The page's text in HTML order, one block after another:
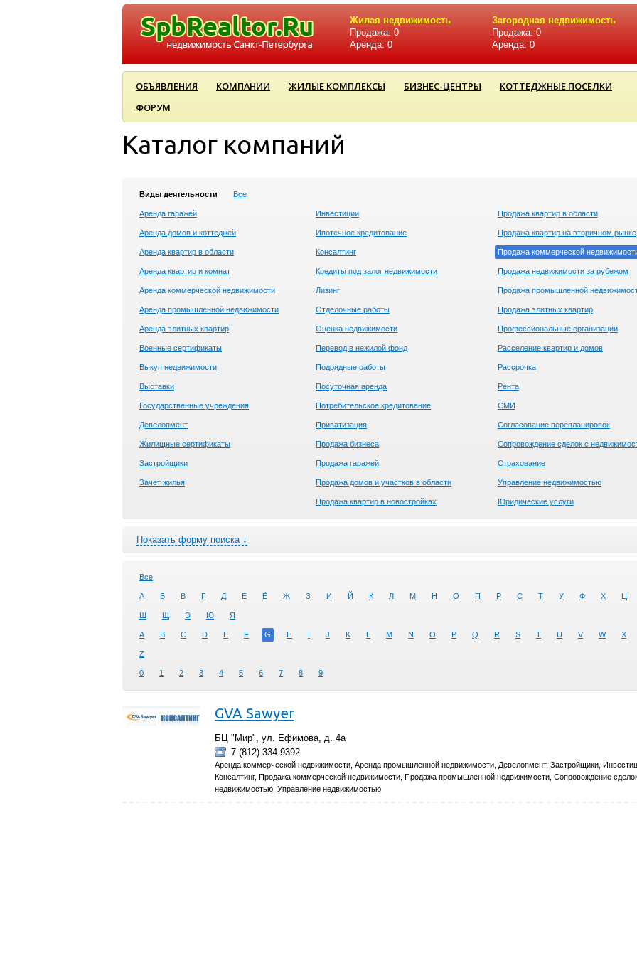
Жилая недвижимость
Продажа: 0
Аренда: 0
Загородная недвижимость
Продажа: 0
Аренда: 0
ОБЪЯВЛЕНИЯ КОМПАНИИ ЖИЛЫЕ КОМПЛЕКСЫ БИЗНЕС-ЦЕНТРЫ
КОТТЕДЖНЫЕ ПОСЕЛКИ
ФОРУМ
Каталог компаний
Виды деятельности Все
Аренда гаражей
Аренда домов и коттеджей
Аренда квартир в области
Аренда квартир и комнат
Аренда коммерческой недвижимости
Аренда промышленной недвижимости
Аренда элитных квартир
Военные сертификаты
Выкуп недвижимости
Выставки
Государственные учреждения
Девелопмент
Жилищные сертификаты
Застройщики
Зачет жилья
Инвестиции
Ипотечное кредитование
Консалтинг
Кредиты под залог недвижимости
Лизинг
Отделочные работы
Оценка недвижимости
Перевод в нежилой фонд
Подрядные работы
Посуточная аренда
Потребительское кредитование
Приватизация
Продажа бизнеса
Продажа гаражей
Продажа домов и участков в области
Продажа квартир в новостройках
Продажа квартир в области
Продажа квартир на вторичном рынке
Продажа коммерческой
Продажа недвижимости за рубежом
Продажа промышленной
Продажа элитных квартир
Профессиональные организации
Расселение квартир и домов
Рассрочка
Рента
СМИ
Согласование перепланировок
Сопровождение сделок с
Страхование
Управление недвижимостью
Юридические услуги
Показать форму поиска ↓
Все
А Б В Г Д Е Ё Ж З И Й К Л М Н О П Р С Т У Ф Х Ц
Ш Щ Э Ю Я
A B C D E F G H I J K L M N O P Q R S T U V W X
Z
0 1 2 3 4 5 6 7 8 9
GVA Sawyer
БЦ "Мир", ул. Ефимова, д. 4а
7 (812) 334-9392
Аренда коммерческой недвижимости, Аренда промышленной недвижимости, Девелопмент, Застройщики,
Консалтинг, Продажа коммерческой недвижимости, Продажа промышленной недвижимости, Сопровождение
недвижимостью, Управление недвижимостью